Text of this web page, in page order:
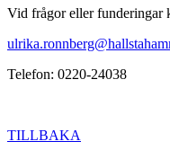
Vid frågor eller funderingar
Telefon: 0220-24038
TILLBAKA